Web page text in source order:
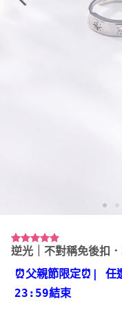
評分
4.92
12
位顧客進
行評分
逆光｜不對稱免後扣
⏰父親節限定⏰ | 任
23:59結束